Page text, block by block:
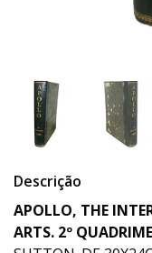
Descrição
APOLLO, THE
ARTS. 2º